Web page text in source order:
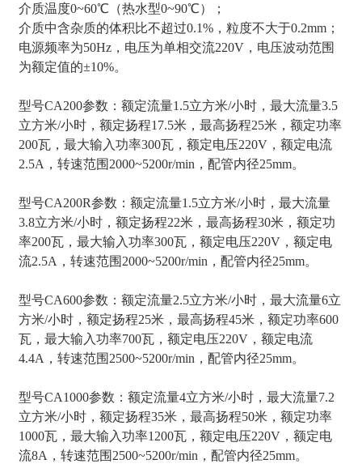
介质温度0~60℃（热水型0~90℃）；
介质中含杂质的体积比不超过0.1%，粒度不大于0.2mm；
电源频率为50Hz，电压为单相交流220V，电压波动范围
为额定值的±10%。
型号CA200参数：额定流量1.5立方米/小时，最大流量3.5
立方米/小时，额定扬程17.5米，最高扬程25米，额定功率
200瓦，最大输入功率300瓦，额定电压220V，额定电流
2.5A，转速范围2000~5200r/min，配管内径25mm。
型号CA200R参数：额定流量1.5立方米/小时，最大流量
3.8立方米/小时，额定扬程22米，最高扬程30米，额定功
率200瓦，最大输入功率300瓦，额定电压220V，额定电
流2.5A，转速范围2000~5200r/min，配管内径25mm。
型号CA600参数：额定流量2.5立方米/小时，最大流量6立
方米/小时，额定扬程25米，最高扬程45米，额定功率600
瓦，最大输入功率700瓦，额定电压220V，额定电流
4.4A，转速范围2500~5200r/min，配管内径25mm。
型号CA1000参数：额定流量4立方米/小时，最大流量7.2
立方米/小时，额定扬程35米，最高扬程50米，额定功率
1000瓦，最大输入功率1200瓦，额定电压220V，额定电
流8A，转速范围2500~5200r/min，配管内径25mm。